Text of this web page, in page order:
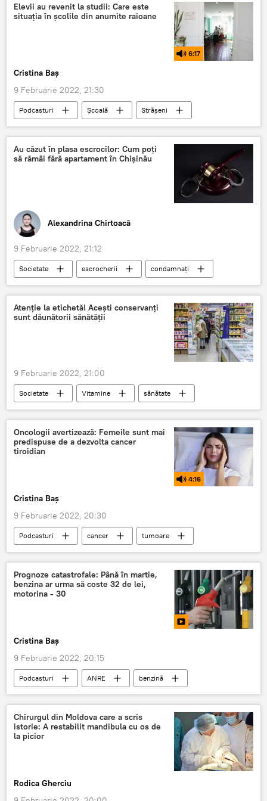
Elevii au revenit la studii: Care este
situația în școlile din anumite raioane
6:17
Cristina Baș
9 Februarie 2022, 21:30
Podcasturi Școală
Strășeni
online
COVID-19
Au căzut în plasa escrocilor: Cum poți
să rămâi fără apartament în Chișinău
Alexandrina Chirtoacă
9 Februarie 2022, 21:12
Societate escrocherii
condamnați
Procuratura Generală
apartamente
Știri din Moldova
Atenție la etichetă! Acești conservanți
sunt dăunătorii sănătății
9 Februarie 2022, 21:00
Societate Vitamine
sănătate
dăunători
Oncologii avertizează: Femeile sunt mai
predispuse de a dezvolta cancer
tiroidian
4:16
Cristina Baș
9 Februarie 2022, 20:30
Podcasturi cancer
tumoare
femei
Oncologie boală oncologică
Prognoze catastrofale: Până în martie,
benzina ar urma să coste 32 de lei,
motorina - 30
Cristina Baș
9 Februarie 2022, 20:15
Podcasturi ANRE
benzină
motorină
accize
Chirurgul din Moldova care a scris
istorie: A restabilit mandibula cu os de
la picior
Rodica Gherciu